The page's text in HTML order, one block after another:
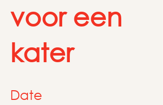
voor een
kater
Date